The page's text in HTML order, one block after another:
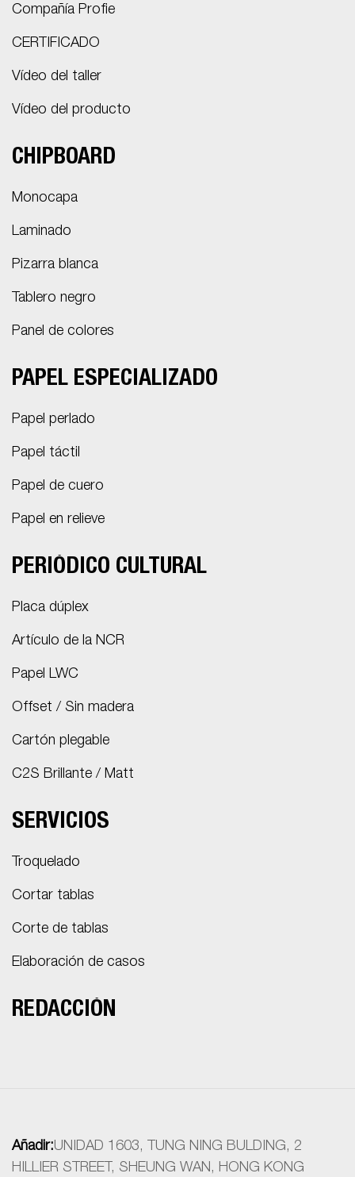
Compañía Profie
CERTIFICADO
Vídeo del taller
Vídeo del producto
CHIPBOARD
Monocapa
Laminado
Pizarra blanca
Tablero negro
Panel de colores
PAPEL ESPECIALIZADO
Papel perlado
Papel táctil
Papel de cuero
Papel en relieve
PERIÓDICO CULTURAL
Placa dúplex
Artículo de la NCR
Papel LWC
Offset / Sin madera
Cartón plegable
C2S Brillante / Matt
SERVICIOS
Troquelado
Cortar tablas
Corte de tablas
Elaboración de casos
REDACCIÓN
Añadir:UNIDAD 1603, TUNG NING BULDING, 2
HILLIER STREET, SHEUNG WAN, HONG KONG